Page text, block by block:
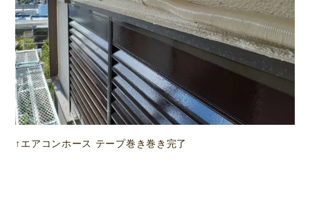
↑エアコンホース テープ巻き巻き完了